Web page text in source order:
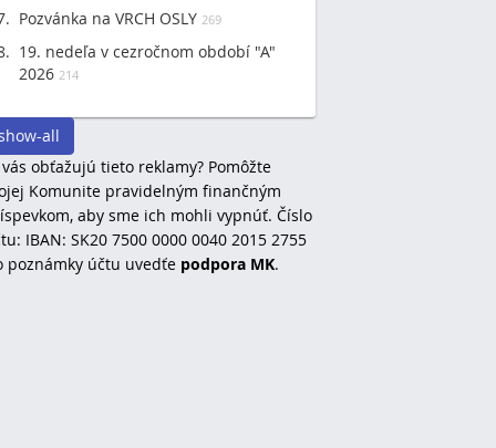
Pozvánka na VRCH OSLY 269
19. nedeľa v cezročnom období "A"
2026 214
all
obťažujú tieto reklamy? Pomôžte
Komunite pravidelným finančným
aby sme ich mohli vypnúť. Číslo
IBAN: SK20 7500 0000 0040 2015 2755
poznámky účtu uvedťe podpora MK.